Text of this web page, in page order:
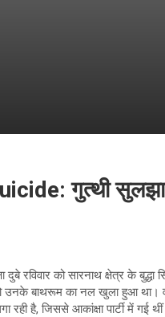
गुत्थी
रविवार को सारनाथ क्षेत्र के
उनके बाथरूम का नल खुला हुआ
रही है, जिससे आकांक्षा पार्टी में